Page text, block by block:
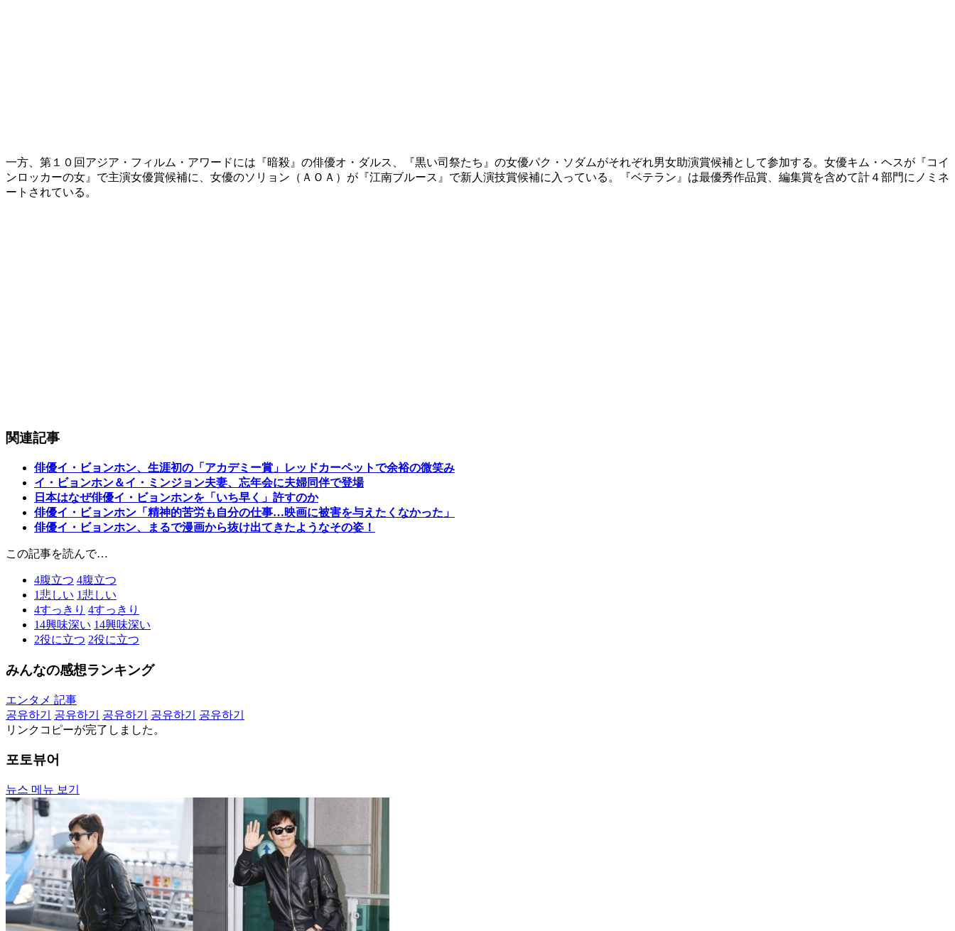
一方、第１０回アジア・フィルム・アワードには『暗殺』の俳優オ・ダルス、『黒い司祭たち』の女優パク・ソダムがそれぞれ男女助演賞候補として参加する。女優キム・ヘスが『コイ
ンロッカーの女』で主演女優賞候補に、女優のソリョン（ＡＯＡ）が『江南ブルース』で新人演技賞候補に入っている。『ベテラン』は最優秀作品賞、編集賞を含めて計４部門にノミネ
ートされている。
関連記事
俳優イ・ビョンホン、生涯初の「アカデミー賞」レッドカーペットで余裕の微笑み
イ・ビョンホン＆イ・ミンジョン夫妻、忘年会に夫婦同伴で登場
日本はなぜ俳優イ・ビョンホンを「いち早く」許すのか
俳優イ・ビョンホン「精神的苦労も自分の仕事…映画に被害を与えたくなかった」
俳優イ・ビョンホン、まるで漫画から抜け出てきたようなその姿！
この記事を読んで…
4腹立つ 4腹立つ
1悲しい 1悲しい
4すっきり 4すっきり
14興味深い 14興味深い
2役に立つ 2役に立つ
みんなの感想ランキング
エンタメ 記事
공유하기
공유하기 공유하기 공유하기
공유하기
リンクコピーが完了しました。
포토뷰어
뉴스 메뉴 보기